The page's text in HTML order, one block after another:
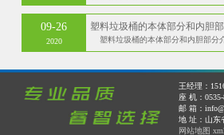
09-26
2020
塑料垃圾桶的本体部分和内胆
塑料垃圾桶的本体部分和内胆部分
王经理：
座 机：
邮 箱：
地 址：山东
网站地图